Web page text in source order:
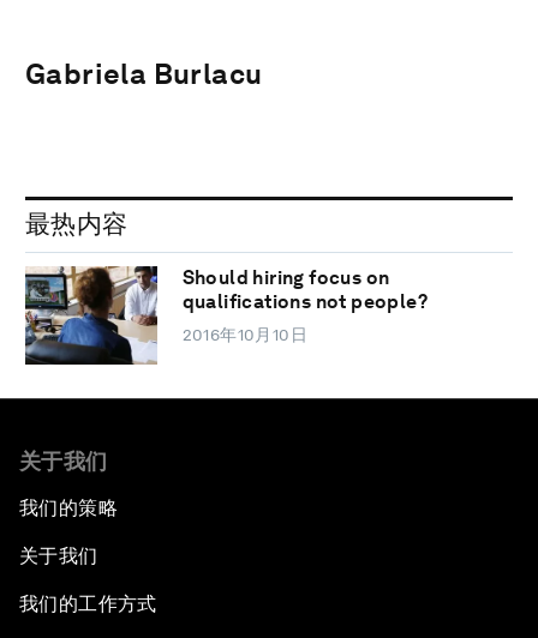
Gabriela Burlacu
最热内容
Should hiring focus on
qualifications not people?
2016年10月10日
关于我们
我们的策略
关于我们
我们的工作方式